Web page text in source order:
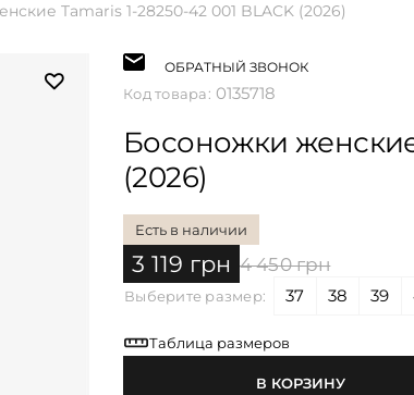
Tamaris 1-28250-42 001 BLACK (2026)
ОБРАТНЫЙ ЗВОНОК
Код товара: 0135718
Босоножки женские
(2026)
Есть в наличии
Выберите размер: 37 38 39
Таблица размеров
3 119 грн 4 450 грн
В КОРЗИНУ